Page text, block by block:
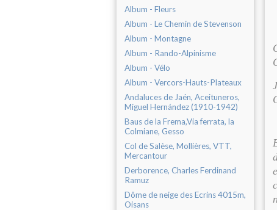
Album - Fleurs
Album - Le Chemin de Stevenson
Album - Montagne
Album - Rando-Alpinisme
Album - Vélo
Album - Vercors-Hauts-Plateaux
Andaluces de Jaén, Aceituneros,
Miguel Hernández (1910-1942)
Baus de la Frema,Via ferrata, la
Colmiane, Gesso
Col de Salèse, Mollières, VTT,
Mercantour
Derborence, Charles Ferdinand
Ramuz
Dôme de neige des Ecrins 4015m,
Oisans